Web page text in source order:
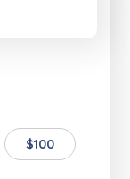
$100